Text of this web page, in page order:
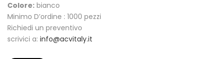
Colore: bianco
Minimo D’ordine : 1000 pezzi
Richiedi un preventivo
scrivici a: info@acvitaly.it